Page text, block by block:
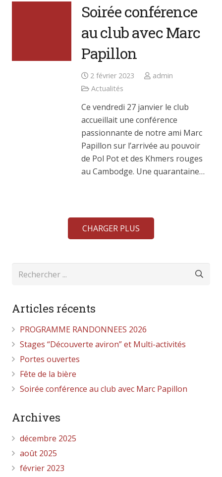
Soirée conférence
au club avec Marc
Papillon
2 février 2023
admin
Actualités
Ce vendredi 27 janvier le club
accueillait une conférence
passionnante de notre ami Marc
Papillon sur l’arrivée au pouvoir
de Pol Pot et des Khmers rouges
au Cambodge. Une quarantaine…
CHARGER PLUS
Articles récents
PROGRAMME RANDONNEES 2026
Stages “Découverte aviron” et Multi-activités
Portes ouvertes
Fête de la bière
Soirée conférence au club avec Marc Papillon
Archives
décembre 2025
août 2025
février 2023